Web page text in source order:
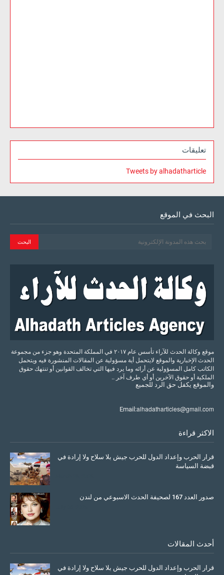
تعليقات
Tweets by alhadatharticle
البحث في الموقع
موقع وكالة الحدث للآراء تأسس عام ٢٠١٧ في المملكة المتحدة وهو جزء من مجموعة
الحدث الإخبارية والموقع لايتحمل أية مسؤولية عن المقالات المنشورة فيه ويتحمل
الكاتب كامل المسؤولية عن أرائه وما يرد فيها التي تخالف القوانين أو تنتهك حقوق
الملكية أو حقوق الآخرين أو أي طرف آخر ..
والموقع يكفل حق الرد للجميع
Email:alhadatharticles@gmail.com
الاكثر قراءة
قرار الحرب وإعداد الدول للحرب جيش بلا سلاح ولا إرادة في
قبضة السياسة
صدور العدد 167 لصحيفة الحدث الاسبوعي من لندن
أحدث المقالات
قرار الحرب وإعداد الدول للحرب جيش بلا سلاح ولا إرادة في